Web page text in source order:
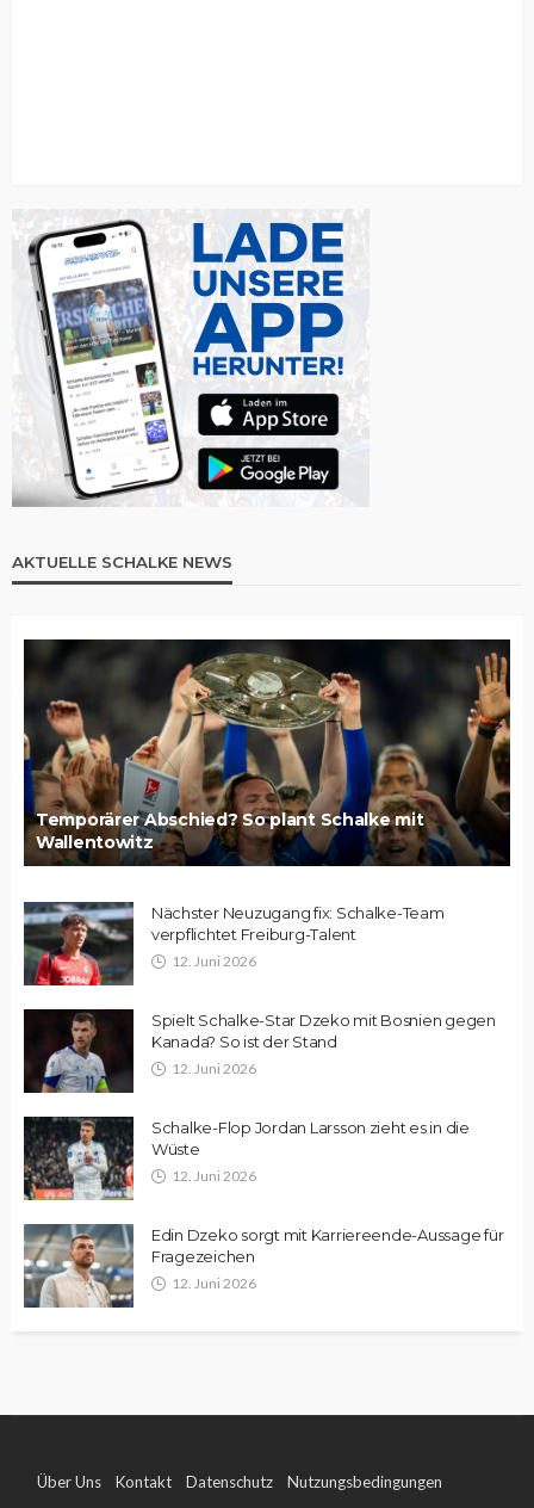
AKTUELLE SCHALKE NEWS
Temporärer Abschied? So plant Schalke mit
Wallentowitz
Nächster Neuzugang fix: Schalke-Team
verpflichtet Freiburg-Talent
12. Juni 2026
Spielt Schalke-Star Dzeko mit Bosnien gegen
Kanada? So ist der Stand
12. Juni 2026
Schalke-Flop Jordan Larsson zieht es in die
Wüste
12. Juni 2026
Edin Dzeko sorgt mit Karriereende-Aussage für
Fragezeichen
12. Juni 2026
Über Uns Kontakt Datenschutz Nutzungsbedingungen